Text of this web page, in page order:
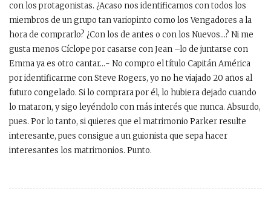
con los protagonistas. ¿Acaso nos identificamos con todos los
miembros de un grupo tan variopinto como los Vengadores a la
hora de comprarlo? ¿Con los de antes o con los Nuevos…? Ni me
gusta menos Cíclope por casarse con Jean –lo de juntarse con
Emma ya es otro cantar…- No compro el título Capitán América
por identificarme con Steve Rogers, yo no he viajado 20 años al
futuro congelado. Si lo comprara por él, lo hubiera dejado cuando
lo mataron, y sigo leyéndolo con más interés que nunca. Absurdo,
pues. Por lo tanto, si quieres que el matrimonio Parker resulte
interesante, pues consigue a un guionista que sepa hacer
interesantes los matrimonios. Punto.